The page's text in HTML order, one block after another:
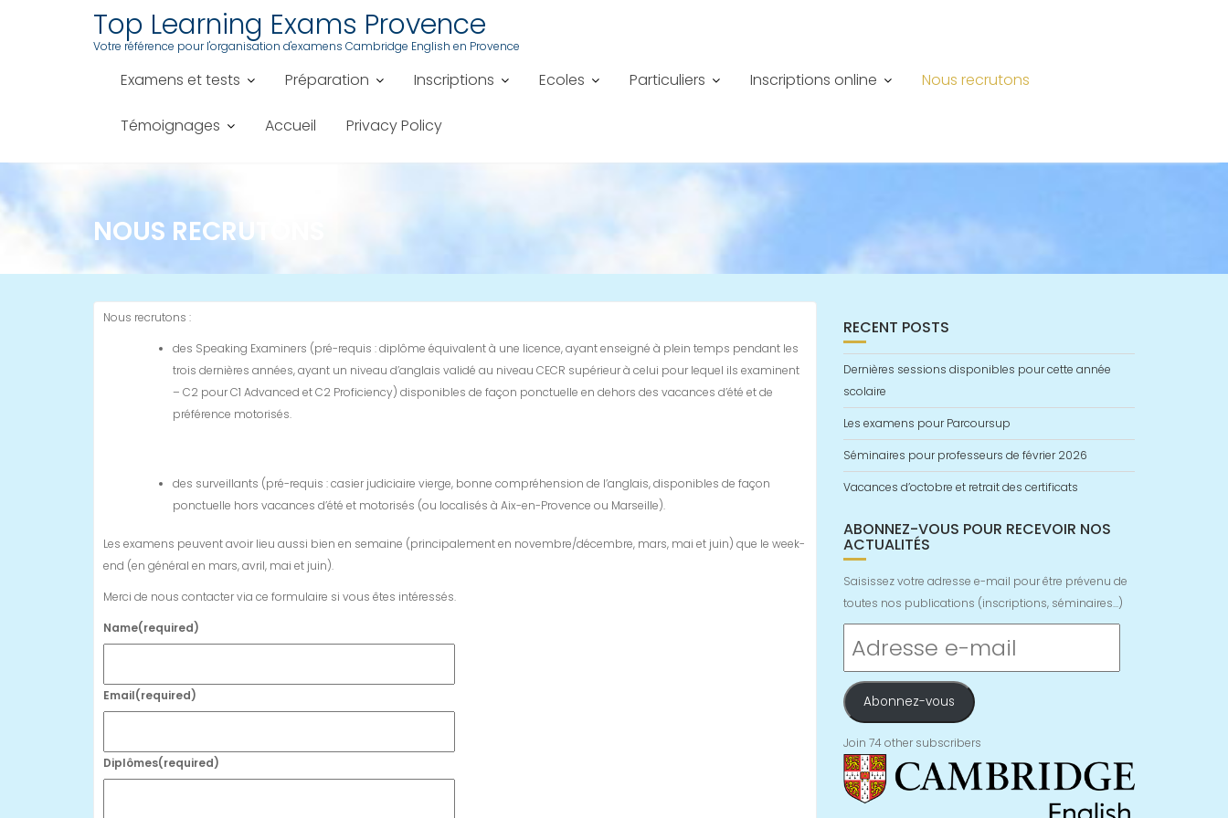
Top Learning Exams Provence
Votre référence pour l'organisation d'examens Cambridge English en Provence
Examens et tests Préparation Inscriptions Ecoles Particuliers Inscriptions online Nous recrutons
Témoignages Accueil Privacy Policy
NOUS RECRUTONS
Nous recrutons :
des Speaking Examiners (pré-requis : diplôme équivalent à une licence, ayant enseigné à plein temps pendant les
trois dernières années, ayant un niveau d’anglais validé au niveau CECR supérieur à celui pour lequel ils examinent
– C2 pour C1 Advanced et C2 Proficiency) disponibles de façon ponctuelle en dehors des vacances d’été et de
préférence motorisés.
des surveillants (pré-requis : casier judiciaire vierge, bonne compréhension de l’anglais, disponibles de façon
ponctuelle hors vacances d’été et motorisés (ou localisés à Aix-en-Provence ou Marseille).
Les examens peuvent avoir lieu aussi bien en semaine (principalement en novembre/décembre, mars, mai et juin) que le week-
end (en général en mars, avril, mai et juin).
Merci de nous contactervia ce formulaire si vous êtes intéressés.
Name(required)
Email(required)
Diplômes(required)
RECENT POSTS
Dernières sessions disponibles pour cette année
scolaire
Les examens pour Parcoursup
Séminaires pour professeurs de février 2026
Vacances d’octobre et retrait des certificats
ABONNEZ-VOUS POUR RECEVOIR NOS
ACTUALITÉS
Saisissez votre adresse e-mail pour être prévenu de
toutes nos publications (inscriptions, séminaires...)
e-
mail
Abonnez-vous
Join 74 other subscribers